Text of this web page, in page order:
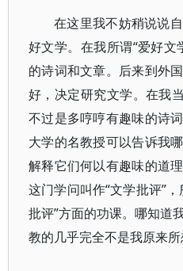
在这里我不妨稍说说
好文学。在我所谓“爱好
的诗词和文章。后来到外
好，决定研究文学。在我
不过是多哼哼有趣味的诗
大学的名教授可以告诉我
解释它们何以有趣味的道
这门学问叫作“文学批评”
批评”方面的功课。哪知道
教的几乎完全不是我原来所